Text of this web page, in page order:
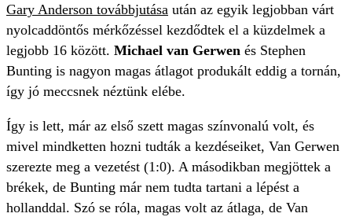
Gary Anderson továbbjutása után az egyik legjobban várt
nyolcaddöntős mérkőzéssel kezdődtek el a küzdelmek a
legjobb 16 között. Michael van Gerwen és Stephen
Bunting is nagyon magas átlagot produkált eddig a tornán,
így jó meccsnek néztünk elébe.
Így is lett, már az első szett magas színvonalú volt, és
mivel mindketten hozni tudták a kezdéseiket, Van Gerwen
szerezte meg a vezetést (1:0). A másodikban megjöttek a
brékek, de Bunting már nem tudta tartani a lépést a
hollanddal. Szó se róla, magas volt az átlaga, de Van